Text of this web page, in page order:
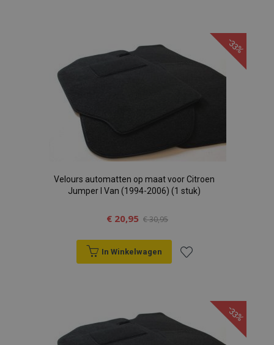
aan
verlanglijst
-33%
Velours automatten op maat voor Citroen
Jumper I Van (1994-2006) (1 stuk)
€ 20,95 € 30,95
In Winkelwagen
aan
-33%